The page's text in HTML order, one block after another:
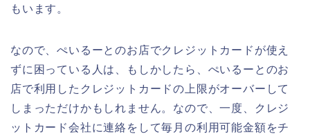
もいます。
なので、ぺいるーとのお店でクレジットカードが使え
ずに困っている人は、もしかしたら、ぺいるーとのお
店で利用したクレジットカードの上限がオーバーして
しまっただけかもしれません。なので、一度、クレジ
ットカード会社に連絡をして毎月の利用可能金額をチ